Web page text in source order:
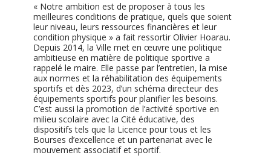
« Notre ambition est de proposer à tous les
meilleures conditions de pratique, quels que soient
leur niveau, leurs ressources financières et leur
condition physique » a fait ressortir Olivier Hoarau.
Depuis 2014, la Ville met en œuvre une politique
ambitieuse en matière de politique sportive a
rappelé le maire. Elle passe par l’entretien, la mise
aux normes et la réhabilitation des équipements
sportifs et dès 2023, d’un schéma directeur des
équipements sportifs pour planifier les besoins.
C’est aussi la promotion de l’activité sportive en
milieu scolaire avec la Cité éducative, des
dispositifs tels que la Licence pour tous et les
Bourses d’excellence et un partenariat avec le
mouvement associatif et sportif.